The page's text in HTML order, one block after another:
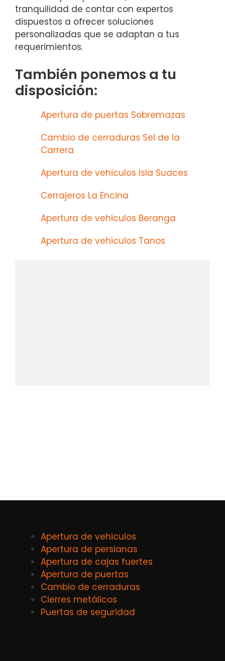
tranquilidad de contar con expertos
dispuestos a ofrecer soluciones
personalizadas que se adaptan a tus
requerimientos.
También ponemos a tu
disposición:
Apertura de puertas Sobremazas
Cambio de cerraduras Sel de la
Carrera
Apertura de vehiculos Isla Suaces
Cerrajeros La Encina
Apertura de vehiculos Beranga
Apertura de vehiculos Tanos
Apertura de vehiculos
Apertura de persianas
Apertura de cajas fuertes
Apertura de puertas
Cambio de cerraduras
Cierres metálicos
Puertas de seguridad